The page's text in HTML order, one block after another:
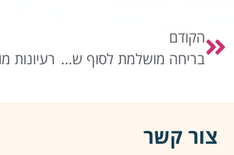
הקודם
בריחה מושלמת לסוף שבוע לחופשה מהירה
צור קשר